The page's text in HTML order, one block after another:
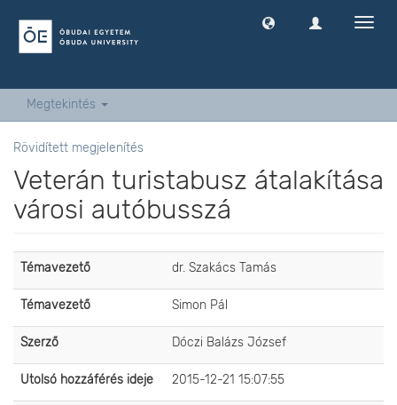
Megtekintés
Rövidített megjelenítés
Veterán turistabusz átalakítása
városi autóbusszá
Témavezető dr. Szakács Tamás
Témavezető Simon Pál
Szerző Dóczi Balázs József
Utolsó hozzáférés ideje 2015-12-21 15:07:55